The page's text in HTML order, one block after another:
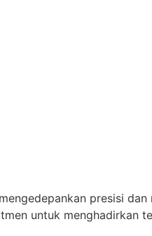
presisi
untuk menghadirkan